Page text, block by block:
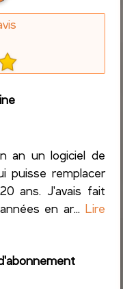
an un logiciel de
puisse remplacer
ans. J'avais fait
en ar... Lire